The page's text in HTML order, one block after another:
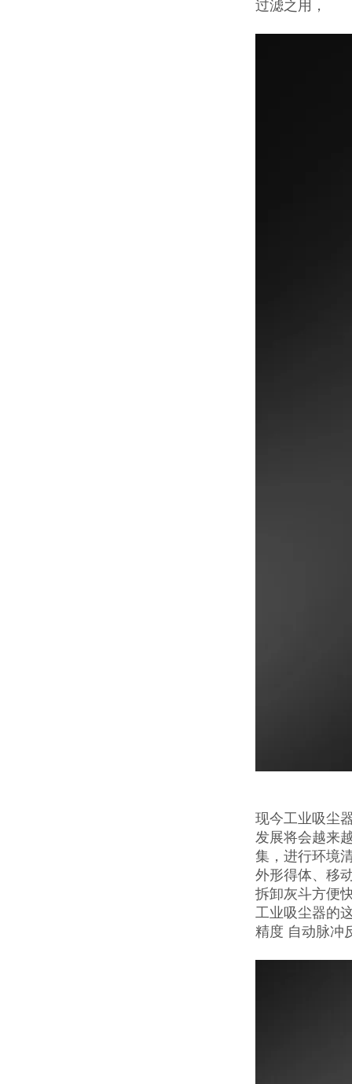
过滤之用，
现今工业吸尘
发展将会越来
集，进行环境
外形得体、移
拆卸灰斗方便
工业吸尘器的
精度 自动脉冲